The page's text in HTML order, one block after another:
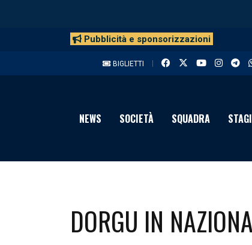
Pubblicità e sponsorizzazioni
BIGLIETTI
NEWS SOCIETÀ SQUADRA
DORGU IN